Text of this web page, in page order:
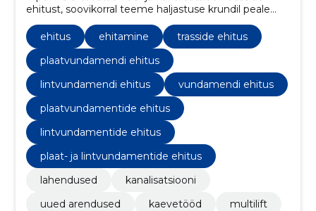
ehitust, soovikorral teeme haljastuse krundil peale
koos kõigi kommunikatsioonidega ning teostame
erinevaid torutöid. Vajadusel teeme sulle projekti ja
ajame korda dokumentatsiooni kohaliku vee-
ettevõttega.
ehitus ehitamine
trasside ehitus
plaatvundamendi ehitus
lintvundamendi ehitus
vundamendi ehitus
plaatvundamentide ehitus
lintvundamentide ehitus
plaat- ja lintvundamentide ehitus
lahendused
kanalisatsiooni
uued arendused
kaevetööd
multilift